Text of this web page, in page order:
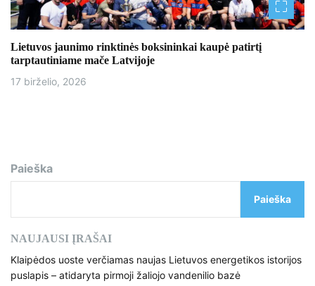
Lietuvos jaunimo rinktinės boksininkai kaupė patirtį
tarptautiniame mače Latvijoje
17 birželio, 2026
Paieška
Paieška
NAUJAUSI ĮRAŠAI
Klaipėdos uoste verčiamas naujas Lietuvos energetikos istorijos
puslapis – atidaryta pirmoji žaliojo vandenilio bazė